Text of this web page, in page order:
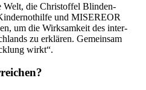
Welt, die Christoffel Blinden­
und MISEREOR
um die Wirksam­keit des inter­
zu er­klären. Gemein­sam
wirkt“.